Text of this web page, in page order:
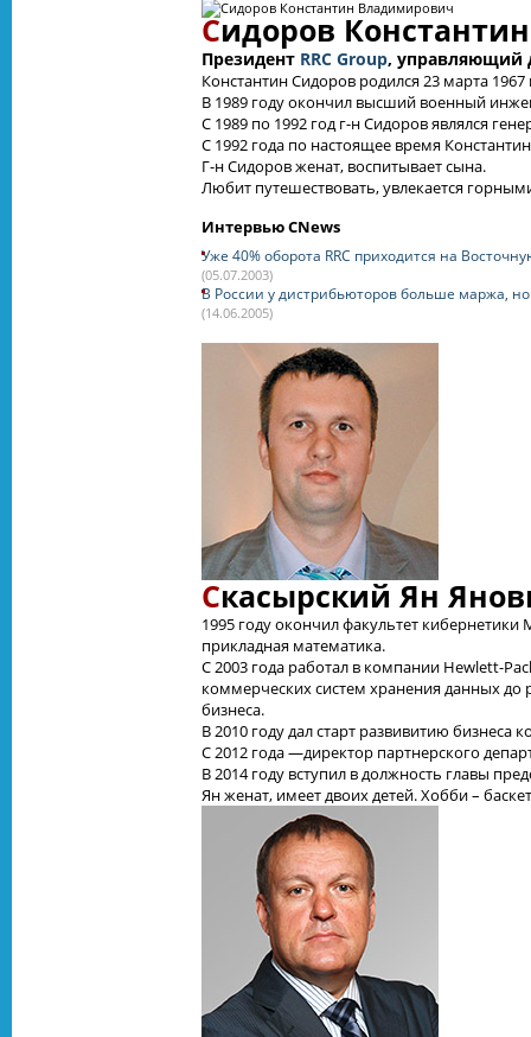
Сидоров
Президент RRC Group, управляющий
Константин Сидоров родился 23 марта 1967
В 1989 году окончил высший военный
С 1989 по 1992 год г-н Сидоров являлся
С 1992 года по настоящее время
Г-н Сидоров женат, воспитывает сына.
Любит путешествовать, увлекается
Интервью CNews
Уже 40% оборота RRC приходится на
(05.07.2003)
В России у дистрибьюторов больше маржа,
(14.06.2005)
Скасырский Ян
1995 году окончил факультет
прикладная математика.
С 2003 года работал в компании Hewlett-
коммерческих систем хранения данных до
бизнеса.
В 2010 году дал старт развивитию бизнеса
С 2012 года —директор партнерского
В 2014 году вступил в должность главы
Ян женат, имеет двоих детей. Хобби –